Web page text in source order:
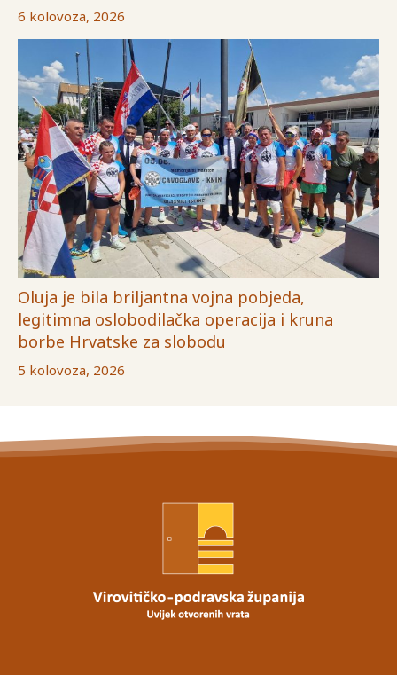
6 kolovoza, 2026
Oluja je bila briljantna vojna pobjeda,
legitimna oslobodilačka operacija i kruna
borbe Hrvatske za slobodu
5 kolovoza, 2026